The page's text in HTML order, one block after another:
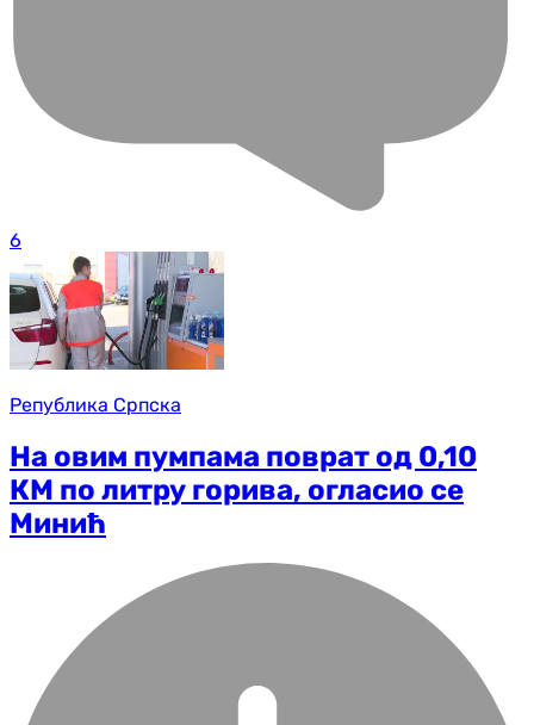
6
Република Српска
На овим пумпама поврат од 0,10
КМ по литру горива, огласио се
Минић